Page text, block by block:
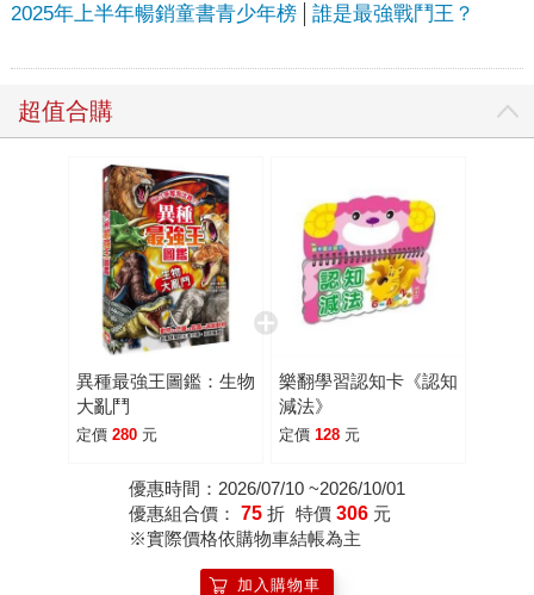
2025年上半年暢銷童書青少年榜 誰是最強戰鬥王？
超值合購
異種最強王圖鑑：生物
大亂鬥
定價 280 元
樂翻學習認知卡《認知
減法》
定價 128 元
優惠時間：2026/07/10 ~2026/10/01
優惠組合價： 75 折 特價 306 元
※實際價格依購物車結帳為主
加入購物車